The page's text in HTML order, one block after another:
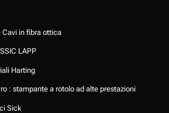
Cavi in fibra ottica
LAPP
Harting
: stampante a rotolo ad alte prestazioni
Sick